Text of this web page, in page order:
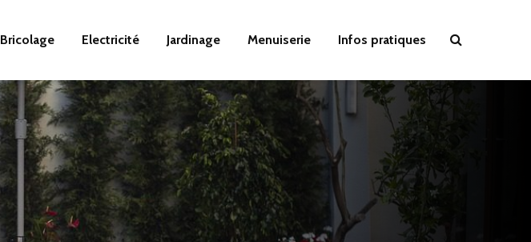
Bricolage Electricité Jardinage Menuiserie Infos pratiques